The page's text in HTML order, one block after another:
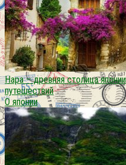
Нара – древняя столица
путешествий
О японии